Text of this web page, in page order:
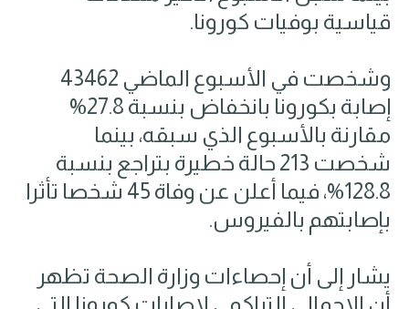
قياسية بوفيات كورونا.
وشخصت في الأسبوع الماضي 43462
إصابة بكورونا بانخفاض بنسبة 27.8%
مقارنة بالأسبوع الذي سبقه، بينما
شخصت 213 حالة خطيرة بتراجع بنسبة
128.8%، فيما أعلن عن وفاة 45 شخصا تأثرا
بإصابتهم بالفيروس.
يشار إلى أن إحصاءات وزارة الصحة تظهر
أن الإجمالي التراكمي لإصابات كورونا التي